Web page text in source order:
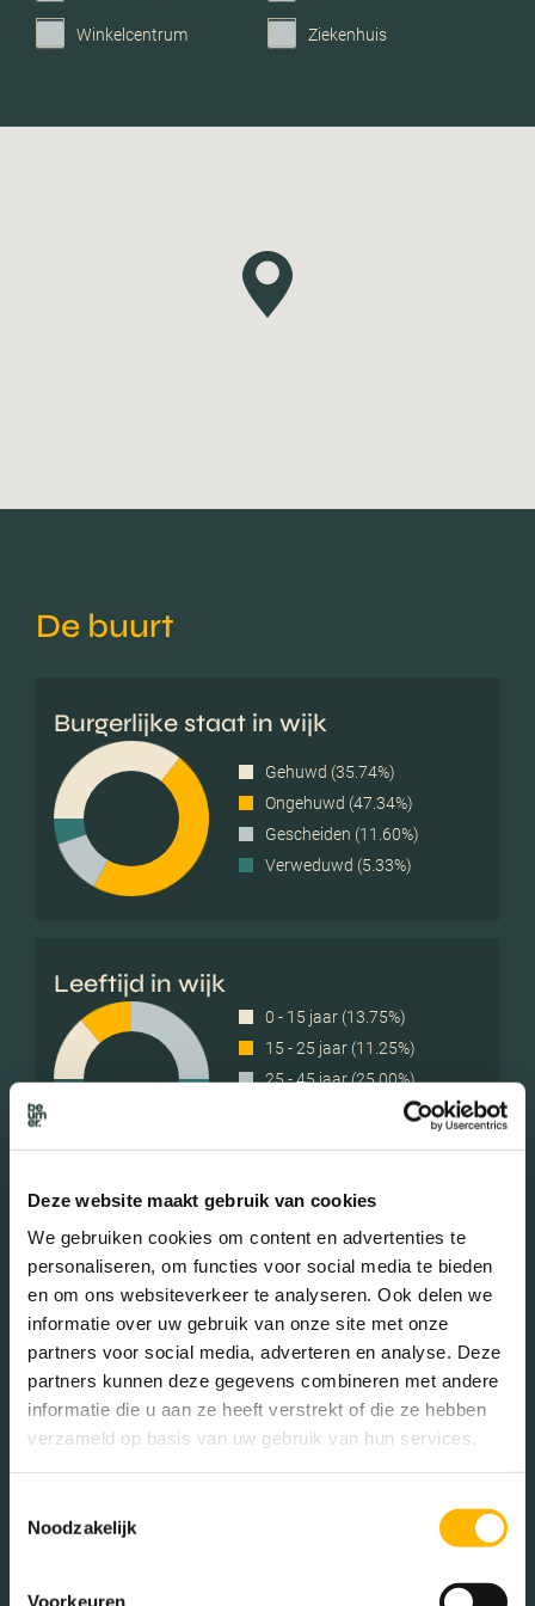
Deze website maakt gebruik van cookies
We gebruiken cookies om content en advertenties te
personaliseren, om functies voor social media te bieden
en om ons websiteverkeer te analyseren. Ook delen we
informatie over uw gebruik van onze site met onze
partners voor social media, adverteren en analyse. Deze
partners kunnen deze gegevens combineren met andere
informatie die u aan ze heeft verstrekt of die ze hebben
verzameld op basis van uw gebruik van hun services.
Noodzakelijk
Voorkeuren
Winkelcentrum Ziekenhuis
De buurt
Burgerlijke staat in wijk
Gehuwd (35.74%)
Ongehuwd (47.34%)
Gescheiden (11.60%)
Verweduwd (5.33%)
Leeftijd in wijk
0 - 15 jaar (13.75%)
15 - 25 jaar (11.25%)
25 - 45 jaar (25.00%)
45 - 65 jaar (33.44%)
Geslacht
Mannen (48.74%)
Vrouwen (51.26%)
Zonder kinderen (23.75%)